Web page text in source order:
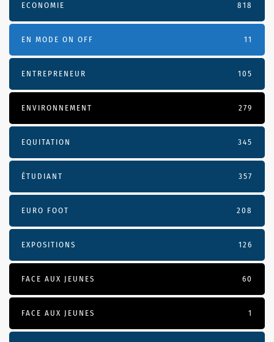
ECONOMIE 818
EN MODE ON OFF 11
ENTREPRENEUR 105
ENVIRONNEMENT 279
EQUITATION 345
ÉTUDIANT 357
EURO FOOT 208
EXPOSITIONS 126
FACE AUX JEUNES 60
FACE AUX JEUNES 1